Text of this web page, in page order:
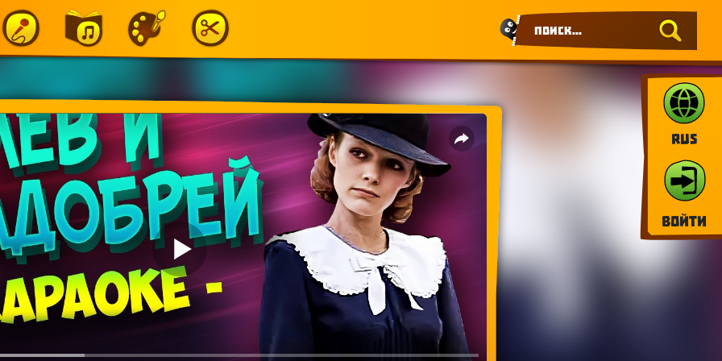
RUS
Войти